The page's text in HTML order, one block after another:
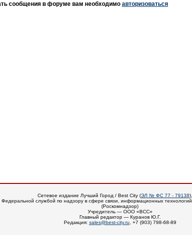
сообщения в форуме вам необходимо авторизоваться
Сетевое издание Лучший Город / Best City (ЭЛ № ФС 77 - 79138
службой по надзору в сфере связи, информационных
(Роскомнадзор)
Учредитель — ООО «ВСС»
Главный редактор — Куранов Ю.Г.
Редакция: sales@best-city.ru , +7 (903) 798-68-89